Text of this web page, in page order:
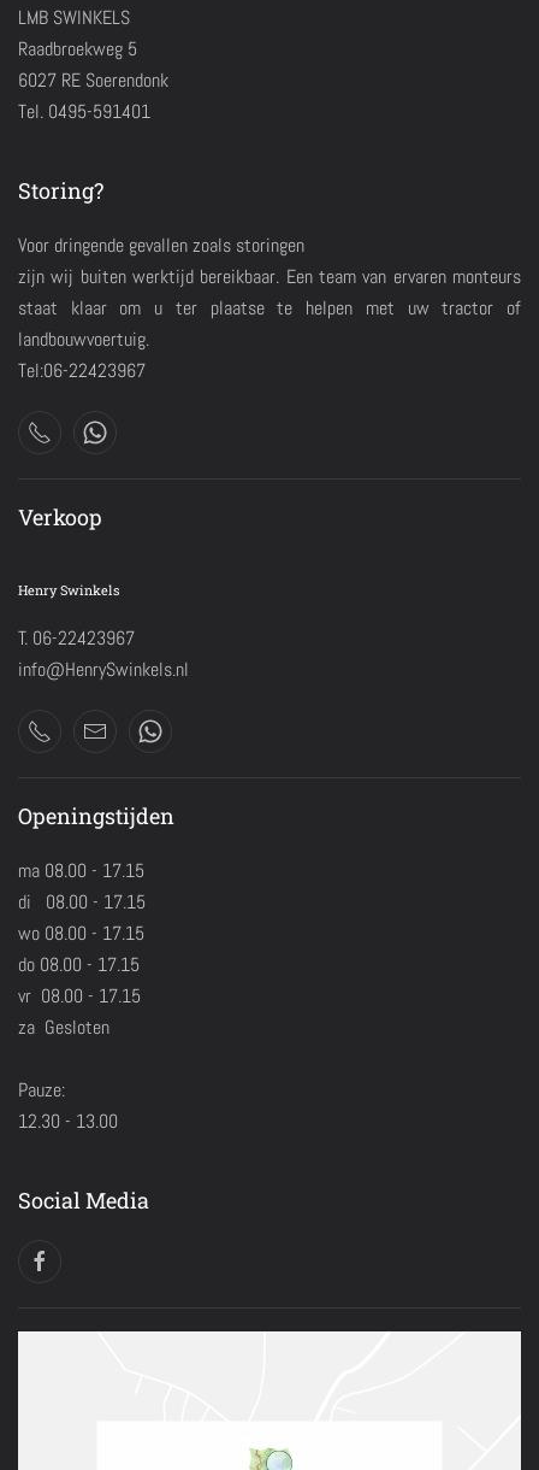
LMB SWINKELS
Raadbroekweg 5
6027 RE Soerendonk
Tel. 0495-591401
Storing?
Voor dringende gevallen zoals storingen
zijn wij buiten werktijd bereikbaar. Een team van ervaren monteurs
staat klaar om u ter plaatse te helpen met uw tractor of
landbouwvoertuig.
Tel:06-22423967
Verkoop
Henry Swinkels
T. 06-22423967
info@HenrySwinkels.nl
Openingstijden
ma 08.00 - 17.15
di 08.00 - 17.15
wo 08.00 - 17.15
do 08.00 - 17.15
vr 08.00 - 17.15
za Gesloten
Pauze:
12.30 - 13.00
Social Media